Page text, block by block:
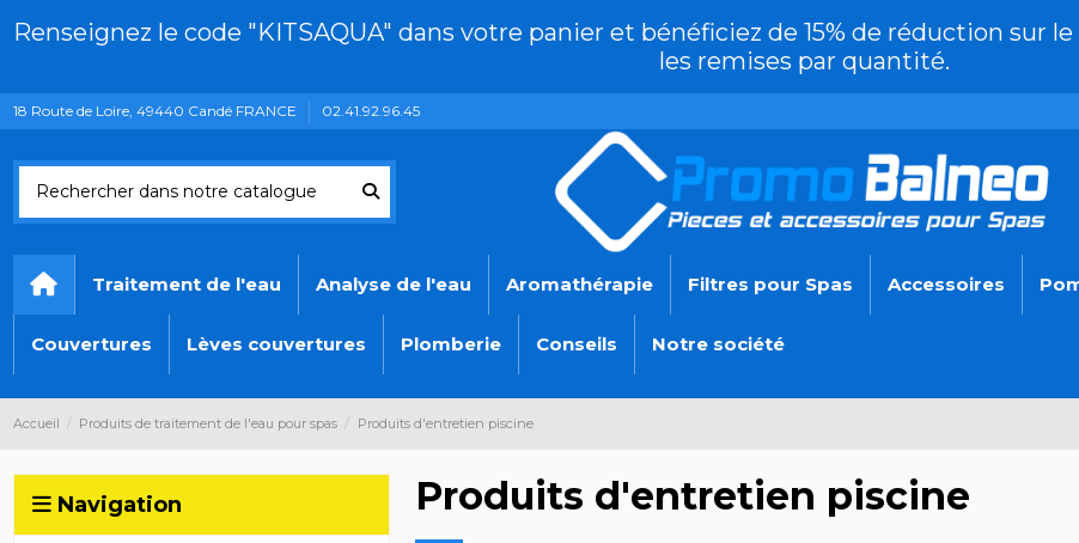
Renseignez le code "KITSAQUA" dans votre panier et bénéficiez de 15% de réduction sur
les remises par quantité.
18 Route de Loire, 49440 Candé FRANCE 02.41.92.96.45
Traitement de l'eau Analyse de l'eau Aromathérapie Filtres pour Spas Accessoires
Couvertures Lèves couvertures Plomberie Conseils Notre société
Accueil Produits de traitement de l'eau pour spas Produits d'entretien piscine
Produits d'entretien piscine
Navigation